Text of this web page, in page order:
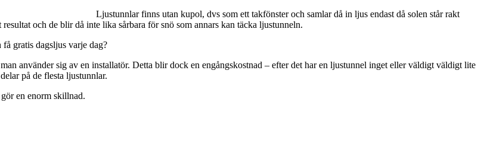
Ljustunnlar finns utan kupol, dvs som ett takfönster och samlar då in ljus endast då solen står rakt
och de blir då inte lika sårbara för snö som annars kan täcka ljustunneln.
gratis dagsljus varje dag?
använder sig av en installatör. Detta blir dock en engångskostnad – efter det har en ljustunnel inget eller väldigt väldigt lite
på de flesta ljustunnlar.
en enorm skillnad.